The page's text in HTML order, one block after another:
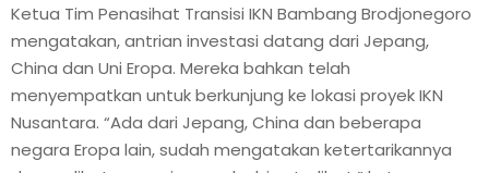
N
U
Ketua Tim Penasihat Transisi IKN Bambang Brodjonegoro
mengatakan, antrian investasi datang dari Jepang,
China dan Uni Eropa. Mereka bahkan telah
menyempatkan untuk berkunjung ke lokasi proyek IKN
Nusantara. “Ada dari Jepang, China dan beberapa
negara Eropa lain, sudah mengatakan ketertarikannya